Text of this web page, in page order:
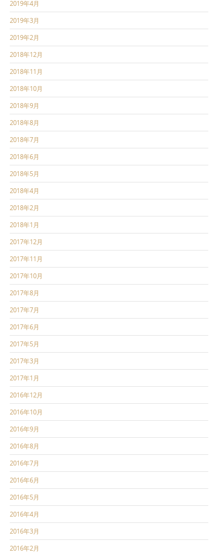
2019年4月
2019年3月
2019年2月
2018年12月
2018年11月
2018年10月
2018年9月
2018年8月
2018年7月
2018年6月
2018年5月
2018年4月
2018年2月
2018年1月
2017年12月
2017年11月
2017年10月
2017年8月
2017年7月
2017年6月
2017年5月
2017年3月
2017年1月
2016年12月
2016年10月
2016年9月
2016年8月
2016年7月
2016年6月
2016年5月
2016年4月
2016年3月
2016年2月